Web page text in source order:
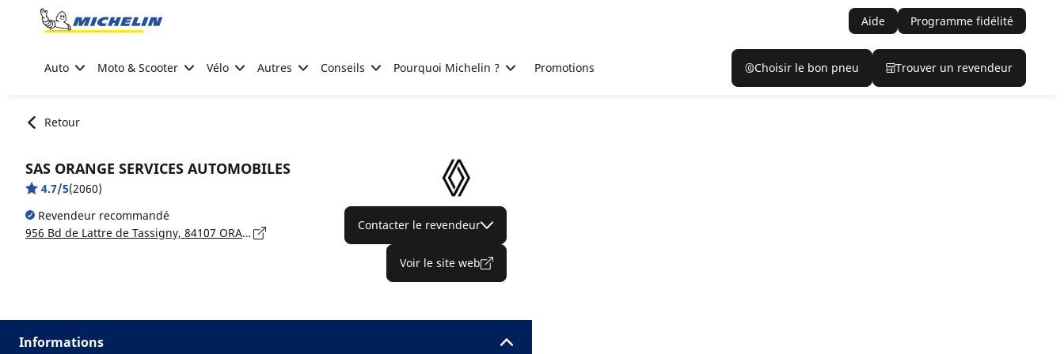
Go to page content
Aide Programme fidélité
Auto Moto & Scooter Vélo Autres Conseils Pourquoi Michelin ? Promotions Choisir le bon pneu Trouver un revendeur
Retour
SAS ORANGE SERVICES AUTOMOBILES
4.7/5(2060)
Revendeur recommandé
956 Bd de Lattre de Tassigny, 84107 ORANGE
Contacter le revendeur
Voir le site web
Informations